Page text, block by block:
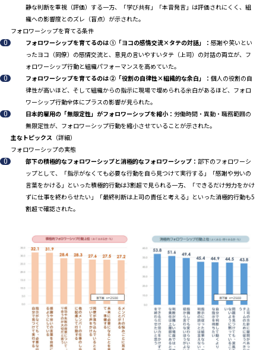
静な判断を重視（評価）する一方、「学び共有」「本音発言」は評価されにくく、組
織への影響度とのズレ（盲点）が示された。
フォロワーシップを育てる条件
フォロワーシップを育てるのは ①「ヨコの感情交流×タテの対話」： 感謝や笑いとい
ったヨコ（同僚）の感情交流と、意見の言いやすいタテ（上司）の対話の両立が、フ
ォロワーシップ行動と組織パフォーマンスを高めていた。
フォロワーシップを育てるのは ②「役割の自律性×組織的な余白」： 個人の役割の自
律性が高いほど、そして組織からの指示に現場で埋められる余白があるほど、フォロ
ワーシップ行動全体にプラスの影響が見られた。
日本的雇用の「無限定性」がフォロワーシップを縮小： 労働時間・異動・職務範囲の
無限定性が、フォロワーシップ行動を縮小させていることが示された。
主なトピックス （詳細）
フォロワーシップの実態
部下の積極的なフォロワーシップと消極的なフォロワーシップ： 部下のフォロワーシ
ップとして、「指示がなくても必要な行動を自ら見つけて実行する」「感謝や労いの
言葉をかける」といった積極的行動は3割超で見られる一方、「できるだけ労力をかけ
ずに仕事を終わらせたい」「最終判断は上司の責任と考える」といった消極的行動も5
割超で確認された。